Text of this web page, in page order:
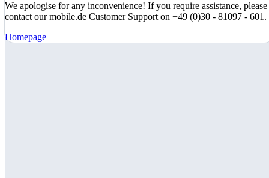
We apologise for any inconvenience! If you require assistance, please
contact our mobile.de Customer Support on +49 (0)30 - 81097 - 601.
Homepage